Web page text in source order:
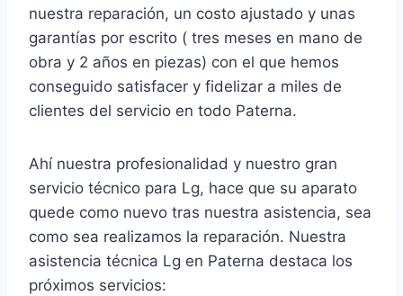
nuestra reparación, un costo ajustado y unas
garantías por escrito ( tres meses en mano de
obra y 2 años en piezas) con el que hemos
conseguido satisfacer y fidelizar a miles de
clientes del servicio en todo Paterna.
Ahí nuestra profesionalidad y nuestro gran
servicio técnico para Lg, hace que su aparato
quede como nuevo tras nuestra asistencia, sea
como sea realizamos la reparación. Nuestra
asistencia técnica Lg en Paterna destaca los
próximos servicios: